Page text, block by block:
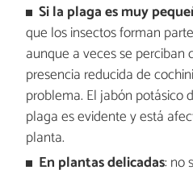
Si la plaga es muy
que los insectos forman
aunque a veces se
presencia reducida de
problema. El jabón potásico
plaga es evidente y está
planta.
En plantas delicadas: no